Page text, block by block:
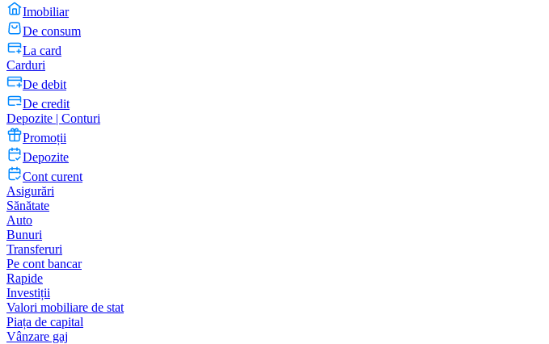
Imobiliar
De consum
La card
Carduri
De debit
De credit
Depozite | Conturi
Promoții
Depozite
Cont curent
Asigurări
Sănătate
Auto
Bunuri
Transferuri
Pe cont bancar
Rapide
Investiții
Valori mobiliare de stat
Piața de capital
Vânzare gaj